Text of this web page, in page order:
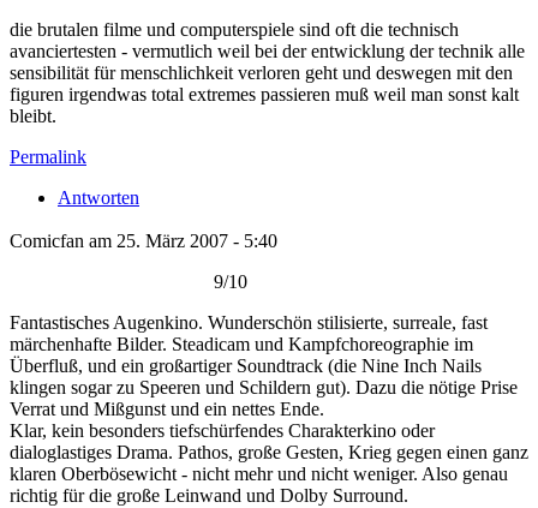
die brutalen filme und computerspiele sind oft die technisch
avanciertesten - vermutlich weil bei der entwicklung der technik alle
sensibilität für menschlichkeit verloren geht und deswegen mit den
figuren irgendwas total extremes passieren muß weil man sonst kalt
bleibt.
Permalink
Antworten
Comicfan am 25. März 2007 - 5:40
9/10
Fantastisches Augenkino. Wunderschön stilisierte, surreale, fast
märchenhafte Bilder. Steadicam und Kampfchoreographie im
Überfluß, und ein großartiger Soundtrack (die Nine Inch Nails
klingen sogar zu Speeren und Schildern gut). Dazu die nötige Prise
Verrat und Mißgunst und ein nettes Ende.
Klar, kein besonders tiefschürfendes Charakterkino oder
dialoglastiges Drama. Pathos, große Gesten, Krieg gegen einen ganz
klaren Oberbösewicht - nicht mehr und nicht weniger. Also genau
richtig für die große Leinwand und Dolby Surround.